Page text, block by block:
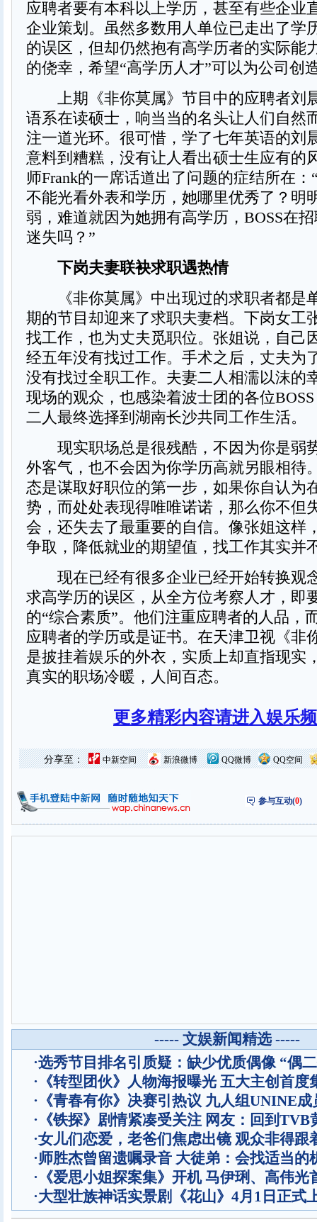
应聘者要有本科以上学历，甚至有些企业
企业策划。虽然多数用人单位已走出了学
的误区，但却仍然抱有高学历者的实际能
的侥幸，希望“高学历人才”可以为公司创
上期《非你莫属》节目中的应聘者刘
语系在读硕士，响当当的名头让人们自然
注一道光环。很可惜，学了七年英语的刘
意料到糟糕，没有让人看出硕士生应有的
师Frank的一席话道出了问题的症结所在
不能光看外表和学历，她哪里优秀了？明
弱，难道就因为她拥有高学历，BOSS在
迷失吗？”
下岗夫妻联袂求职遇热情
《非你莫属》中出现过的求职者都是
期的节目却迎来了求职夫妻档。下岗女工
找工作，也为丈夫觅职位。张姐说，自己
经五年没有找过工作。手术之后，丈夫为
没有找过全职工作。夫妻二人相濡以沫的
现场的观众，也感染着波士团的各位
二人最终选择到湖南长沙共同工作生活。
现实职场总是很残酷，不因为你是弱
外客气，也不会因为你学历高就另眼相待
态是谋取好职位的第一步，如果你自认为
势，而处处表现得唯唯诺诺，那么你不但
会，还失去了最重要的自信。像张姐这样
争取，降低就业的期望值，找工作其实并
现在已经有很多企业已经开始转换观
求高学历的误区，从全方位考察人才，即
的“综合素质”。他们注重应聘者的人品，
应聘者的学历或是证书。在天津卫视《非
是披挂着娱乐的外衣，实质上却直指现实
真实的职场冷暖，人间百态。
更多精彩内容请进入娱乐
QQ空间
QQ微博
新浪微博
中新空间
分享至：
参与互动(0)
----- 文娱新闻精选 -----
·选秀节目排名引质疑：缺少优质偶像 “偶
· 《转型团伙》人物海报曝光 五大主创首度
· 《青春有你》决赛引热议 九人组UNINE成
· 《铁探》剧情紧凑受关注 网友：回到TVB
·女儿们恋爱，老爸们焦虑出镜 观众非得跟
·师胜杰曾留遗嘱录音 大徒弟：会找适当的
· 《爱思小姐探案集》开机 马伊琍、高伟光
·大型壮族神话实景剧《花山》4月1日正式